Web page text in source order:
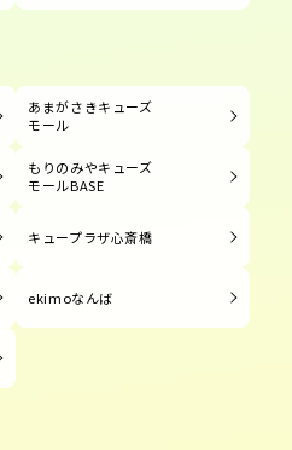
あまがさきキューズ
モール
もりのみやキューズ
モールBASE
キュープラザ心斎橋
ekimoなんば